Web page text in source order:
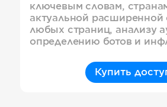
ключевым словам,
актуальной расширенной
любых страниц, анализу
определению ботов и
Купить